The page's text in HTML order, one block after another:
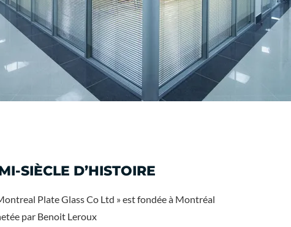
SIÈCLE D’HISTOIRE
Plate Glass Co Ltd » est fondée à Montréal
par Benoit Leroux